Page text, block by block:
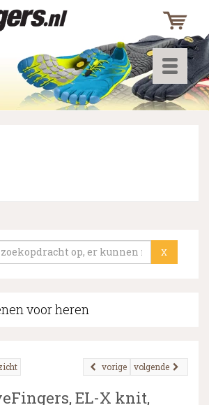
Toggle
▼
▼
X
voor heren
volgende
vorige
EL-X knit,